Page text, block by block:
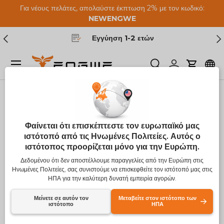
Μετάβαση στο περιεχόμενο
Για νέους πελάτες, απολαύστε έκπτωση 2% με τον κωδικό:
NEWENGWE
Προηγούμενος
Εγγύηση 1-2 ετών
ΕρευναΣυνδεθείτε
Μενού
Εικών 1 είναι πλέον διαθέσιμο σε προβολή γκαλερί
Φαίνεται ότι επισκέπτεστε τον ευρωπαϊκό μας
ιστότοπό από τις Ηνωμένες Πολιτείες. Αυτός ο
ιστότοπος προορίζεται μόνο για την Ευρώπη.
Δεδομένου ότι δεν αποστέλλουμε παραγγελίες από την Ευρώπη στις
Ηνωμένες Πολιτείες, σας συνιστούμε να επισκεφθείτε τον ιστότοπό μας στις
ΗΠΑ για την καλύτερη δυνατή εμπειρία αγορών.
Μείνετε σε αυτόν τον
ιστότοπο
Μεταβείτε στον ιστότοπο των
ΗΠΑ